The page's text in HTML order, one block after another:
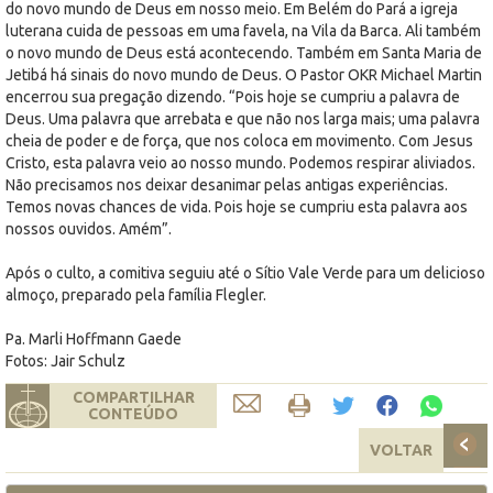
do novo mundo de Deus em nosso meio. Em Belém do Pará a igreja
luterana cuida de pessoas em uma favela, na Vila da Barca. Ali também
o novo mundo de Deus está acontecendo. Também em Santa Maria de
Jetibá há sinais do novo mundo de Deus. O Pastor OKR Michael Martin
encerrou sua pregação dizendo. “Pois hoje se cumpriu a palavra de
Deus. Uma palavra que arrebata e que não nos larga mais; uma palavra
cheia de poder e de força, que nos coloca em movimento. Com Jesus
Cristo, esta palavra veio ao nosso mundo. Podemos respirar aliviados.
Não precisamos nos deixar desanimar pelas antigas experiências.
Temos novas chances de vida. Pois hoje se cumpriu esta palavra aos
nossos ouvidos. Amém”.
Após o culto, a comitiva seguiu até o Sítio Vale Verde para um delicioso
almoço, preparado pela família Flegler.
Pa. Marli Hoffmann Gaede
Fotos: Jair Schulz
COMPARTILHAR
CONTEÚDO
VOLTAR